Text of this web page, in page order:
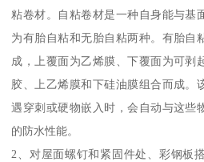
粘卷材。自粘卷材是一种自身能与基
为有胎自粘和无胎自粘两种。有胎自
成，上覆面为乙烯膜、下覆面为可剥
胶、上乙烯膜和下硅油膜组合而成。
遇穿刺或硬物嵌入时，会自动与这些
的防水性能。
2、对屋面螺钉和紧固件处、彩钢板